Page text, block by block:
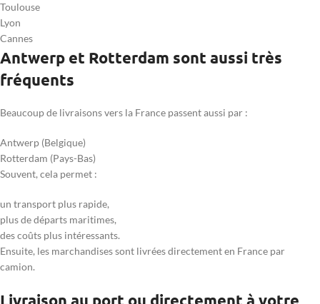
Toulouse
Lyon
Cannes
Antwerp et Rotterdam sont aussi très
fréquents
Beaucoup de livraisons vers la France passent aussi par :
Antwerp (Belgique)
Rotterdam (Pays-Bas)
Souvent, cela permet :
un transport plus rapide,
plus de départs maritimes,
des coûts plus intéressants.
Ensuite, les marchandises sont livrées directement en France par
camion.